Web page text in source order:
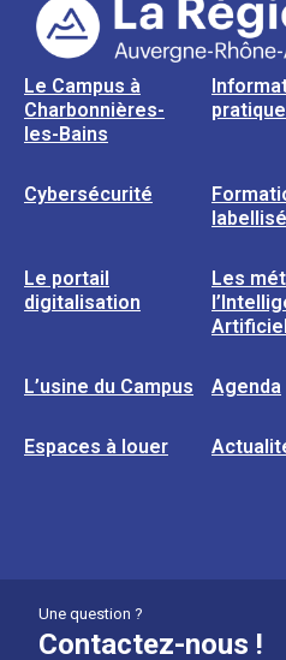
Le Campus à
Charbonnières-
les-Bains
Cybersécurité
Le portail
digitalisation
Les
L’usine du Campus Agenda
Espaces à louer
Une question ?
Contactez-nous !